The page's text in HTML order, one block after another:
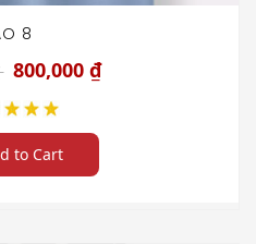
8
800,000 ₫
to Cart